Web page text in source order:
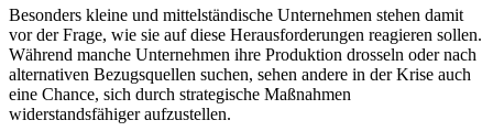
Besonders kleine und mittelständische Unternehmen stehen damit
vor der Frage, wie sie auf diese Herausforderungen reagieren sollen.
Während manche Unternehmen ihre Produktion drosseln oder nach
alternativen Bezugsquellen suchen, sehen andere in der Krise auch
eine Chance, sich durch strategische Maßnahmen
widerstandsfähiger aufzustellen.